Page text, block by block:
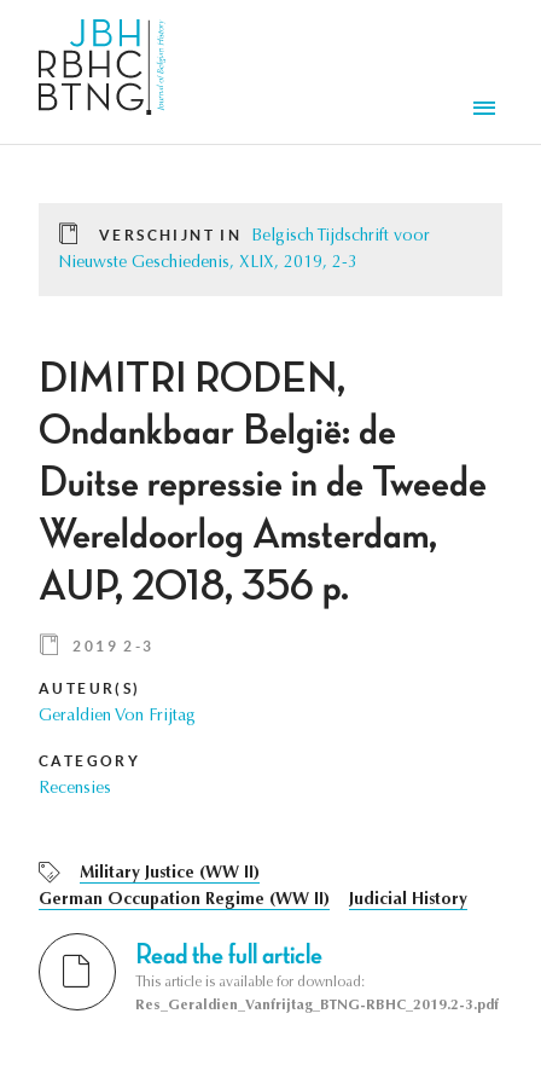
VERSCHIJNT IN
Belgisch Tijdschrift voor
Nieuwste Geschiedenis, XLIX, 2019, 2-3
DIMITRI RODEN,
Ondankbaar België: de
Duitse repressie in de Tweede
Wereldoorlog Amsterdam,
AUP, 2018, 356 p.
2019 2-3
AUTEUR(S)
Geraldien Von Frijtag
CATEGORY
Recensies
Military Justice (WW II)
German Occupation Regime (WW II)
Judicial History
Read the full article
This article is available for download:
Res_Geraldien_Vanfrijtag_BTNG-RBHC_2019.2-3.pdf